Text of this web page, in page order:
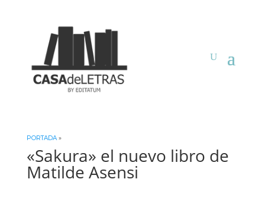
PORTADA»
«Sakura» el nuevo libro de
Matilde Asensi